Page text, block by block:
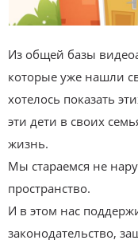
Из общей базы
которые уже нашли
хотелось показать
эти дети в своих
жизнь.
Мы стараемся не
пространство.
И в этом нас
законодательство,